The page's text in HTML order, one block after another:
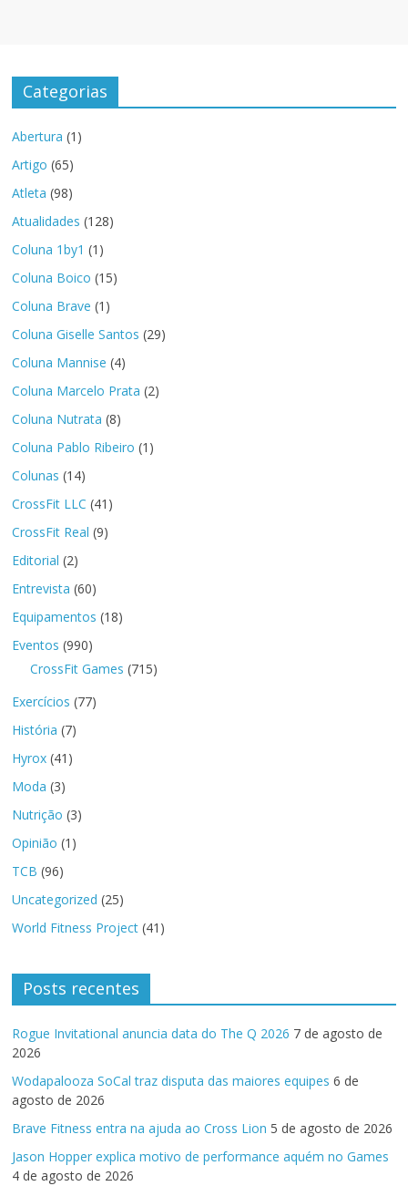
Categorias
Abertura (1)
Artigo (65)
Atleta (98)
Atualidades (128)
Coluna 1by1 (1)
Coluna Boico (15)
Coluna Brave (1)
Coluna Giselle Santos (29)
Coluna Mannise (4)
Coluna Marcelo Prata (2)
Coluna Nutrata (8)
Coluna Pablo Ribeiro (1)
Colunas (14)
CrossFit LLC (41)
CrossFit Real (9)
Editorial (2)
Entrevista (60)
Equipamentos (18)
Eventos (990)
CrossFit Games (715)
Exercícios (77)
História (7)
Hyrox (41)
Moda (3)
Nutrição (3)
Opinião (1)
TCB (96)
Uncategorized (25)
World Fitness Project (41)
Posts recentes
Rogue Invitational anuncia data do The Q 2026 7 de agosto de
2026
Wodapalooza SoCal traz disputa das maiores equipes 6 de
agosto de 2026
Brave Fitness entra na ajuda ao Cross Lion 5 de agosto de 2026
Jason Hopper explica motivo de performance aquém no Games
4 de agosto de 2026